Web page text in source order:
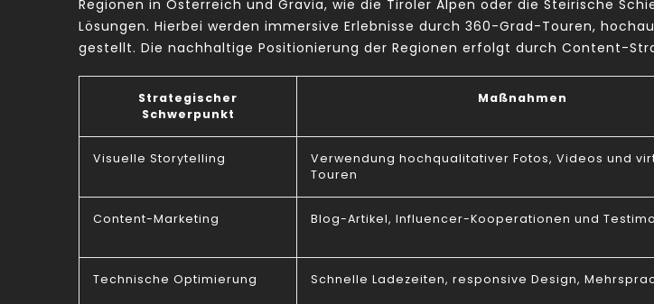
Regionen in Österreich und Gravia, wie die Tiroler Alpen oder die Steirische
Lösungen. Hierbei werden immersive Erlebnisse durch 360-Grad-Touren,
gestellt. Die nachhaltige Positionierung der Regionen erfolgt durch Content-
Strategischer
Schwerpunkt
Maßnahmen
Visuelle Storytelling
Verwendung hochqualitativer Fotos, Videos und
Touren
Content-Marketing Blog-Artikel, Influencer-Kooperationen und
Technische Optimierung Schnelle Ladezeiten, responsive Design,